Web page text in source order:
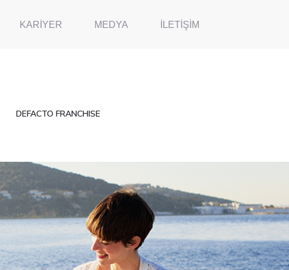
KARIYER MEDYA İLETIŞIM
DEFACTO FRANCHISE